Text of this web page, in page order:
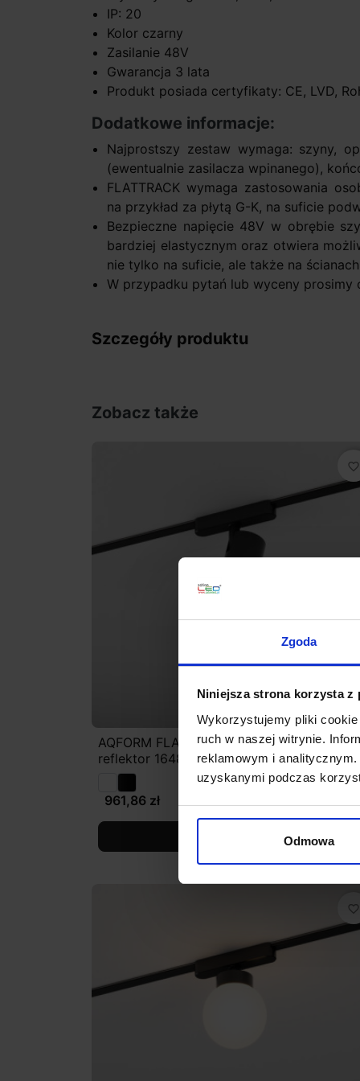
Zgoda
Niniejsza strona korzysta z
Wykorzystujemy pliki
ruch w naszej witrynie.
reklamowym i
uzyskanymi podczas
Odmowa
IP: 20
Kolor czarny
Zasilanie 48V
Gwarancja 3 lata
Produkt posiada certyfikaty: CE, LVD,
Dodatkowe informacje:
Najprostszy zestaw wymaga: szyny,
(ewentualnie zasilacza wpinanego),
FLATTRACK wymaga zastosowania
na przykład za płytą G-K, na suficie
Bezpieczne napięcie 48V w obrębie
bardziej elastycznym oraz otwiera
nie tylko na suficie, ale także na
W przypadku pytań lub wyceny prosimy
Szczegóły produktu
Zobacz także
favorite_border
AQFORM FLATTRACK HYPER zoom LED
reflektor 16488
961,86 zł
Zobacz szczegóły
favorite_border